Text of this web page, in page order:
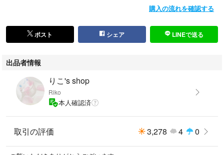
オタ活
推しがいる生活
量産型
エンジョイアイドル
購入の流れを確認する
ポスト シェア LINEで送る
出品者情報
りこ's shop
Riko
本人確認済
取引の評価 3,278 4 0